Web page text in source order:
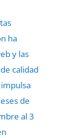
ha
y las
calidad
de
al 3